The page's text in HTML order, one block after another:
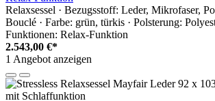
Relaxsessel · Bezugsstoff: Leder, Mikrofaser,
Bouclé · Farbe: grün, türkis · Polsterung:
Funktionen: Relax-Funktion
2.543,00 €*
1 Angebot anzeigen